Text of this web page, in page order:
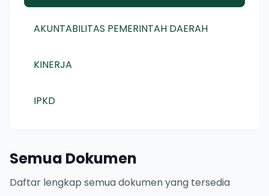
AKUNTABILITAS PEMERINTAH DAERAH
KINERJA
IPKD
Semua Dokumen
Daftar lengkap semua dokumen yang tersedia